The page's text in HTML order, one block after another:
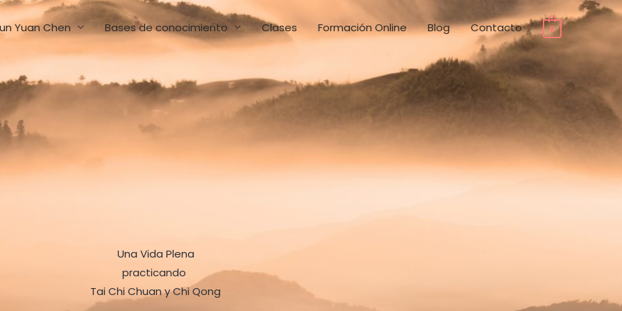
Yuan Chen Bases de conocimiento Clases Formación Online Blog Contacto 0
Una Vida Plena
practicando
Tai Chi Chuan y Chi Qong